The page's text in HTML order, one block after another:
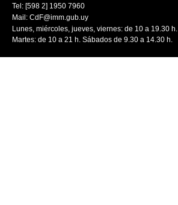
Tel: [598 2] 1950 7960
Mail: CdF@imm.gub.uy
Lunes, miércoles, jueves, viernes: de 10 a 19.30 h.
Martes: de 10 a 21 h. Sábados de 9.30 a 14.30 h.